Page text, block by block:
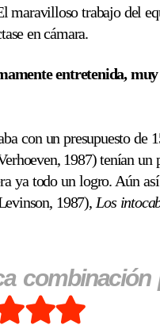
maravilloso trabajo del
en cámara.
entretenida,
con un presupuesto de
1987) tenían un
ya todo un logro. Aún
1987),Los